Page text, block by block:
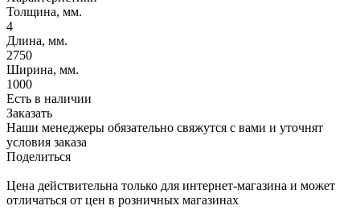
Толщина, мм.
4
Длина, мм.
2750
Ширина, мм.
1000
Есть в наличии
Заказать
Наши менеджеры обязательно свяжутся с вами и уточнят
условия заказа
Поделиться
Цена действительна только для интернет-магазина и может
отличаться от цен в розничных магазинах